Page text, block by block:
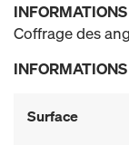
Coffrage des
Surface